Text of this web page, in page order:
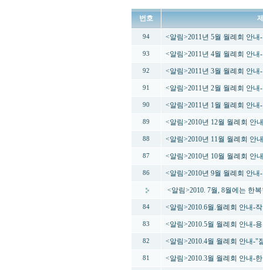
번호
94 <알림>2011년 5월 월례회 안
93 <알림>2011년 4월 월례회 안
92 <알림>2011년 3월 월례회 안
91 <알림>2011년 2월 월례회 안
90 <알림>2011년 1월 월례회 안
89 <알림>2010년 12월 월례회 안
88 <알림>2010년 11월 월례회 안
87 <알림>2010년 10월 월례회 안
86 <알림>2010년 9월 월례회 안내
<알림>2010. 7월, 8월에는 한
84 <알림>2010.6월.월례회 안내-
83 <알림>2010.5월 월례회 안내-
82 <알림>2010.4월 월례회 안내-"
81 <알림>2010.3월 월례회 안내-